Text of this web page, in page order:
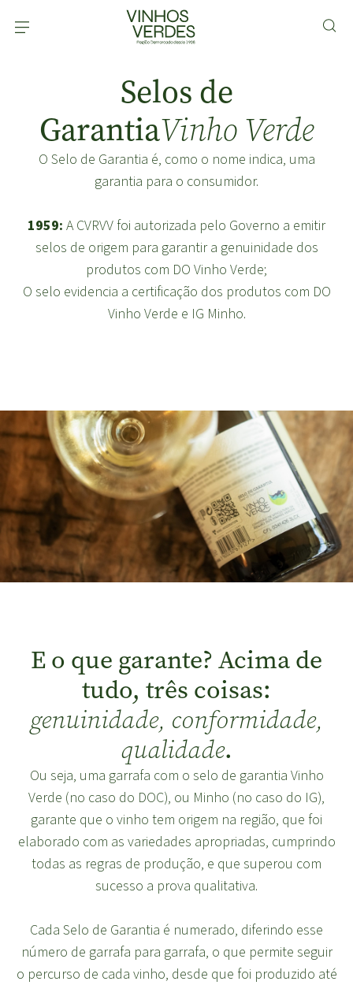
Selos de
GarantiaVinho Verde
O Selo de Garantia é, como o nome indica, uma
garantia para o consumidor.
1959: A CVRVV foi autorizada pelo Governo a emitir
selos de origem para garantir a genuinidade dos
produtos com DO Vinho Verde;
O selo evidencia a certificação dos produtos com DO
Vinho Verde e IG Minho.
E o que garante? Acima de
tudo, três coisas:
genuinidade, conformidade,
qualidade.
Ou seja, uma garrafa com o selo de garantia Vinho
Verde (no caso do DOC), ou Minho (no caso do IG),
garante que o vinho tem origem na região, que foi
elaborado com as variedades apropriadas, cumprindo
todas as regras de produção, e que superou com
sucesso a prova qualitativa.
Cada Selo de Garantia é numerado, diferindo esse
número de garrafa para garrafa, o que permite seguir
o percurso de cada vinho, desde que foi produzido até